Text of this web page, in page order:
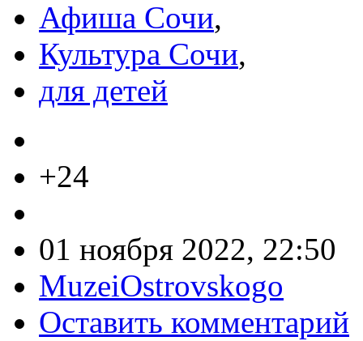
Афиша Сочи,
Культура Сочи,
для детей
+24
01 ноября 2022, 22:50
MuzeiOstrovskogo
Оставить комментарий